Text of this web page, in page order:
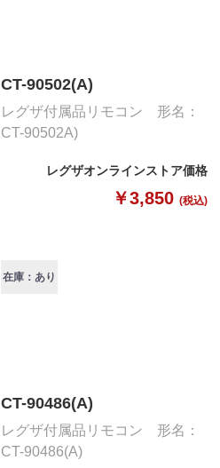
CT-90502(A)
レグザ付属品リモコン 形名：
CT-90502A)
レグザオンラインストア価格
￥3,850 (税込)
在庫：あり
CT-90486(A)
レグザ付属品リモコン 形名：
CT-90486(A)